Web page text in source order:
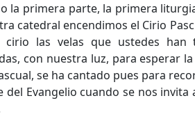
la primera parte, la primera
catedral encendimos el Cirio
cirio las velas que ustedes han
con nuestra luz, para esperar
se ha cantado pues para
del Evangelio cuando se nos